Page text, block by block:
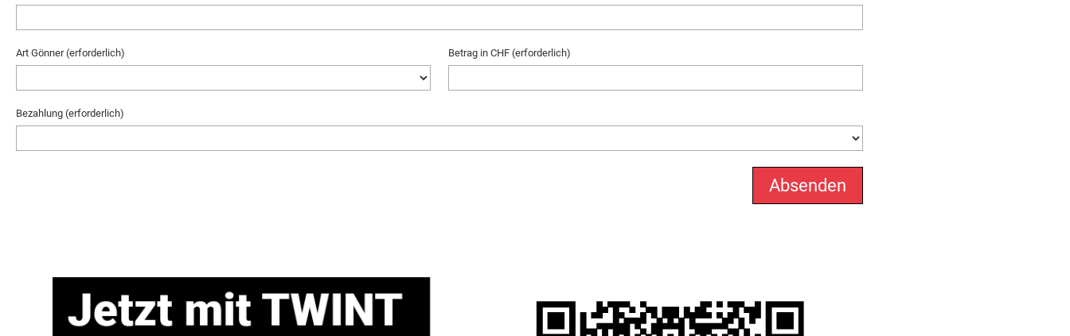
Art Gönner (erforderlich) Betrag in CHF (erforderlich)
Bezahlung (erforderlich)